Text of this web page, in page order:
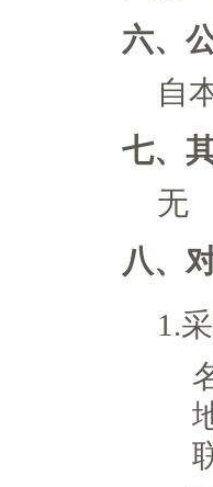
六、
自
七、
无
八、
1.